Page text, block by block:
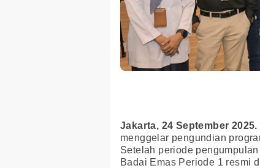
Jakarta, 24 September
menggelar pengundian
Setelah periode
Badai Emas Periode 1 resmi